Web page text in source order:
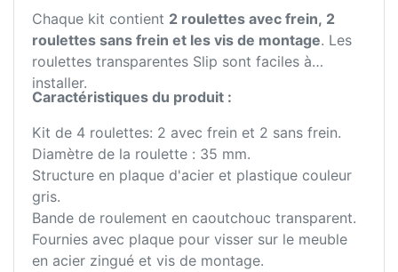
Chaque kit contient 2 roulettes avec frein, 2
roulettes sans frein et les vis de montage. Les
roulettes transparentes Slip sont faciles à
installer.
Caractéristiques du produit :
Kit de 4 roulettes: 2 avec frein et 2 sans frein.
Diamètre de la roulette : 35 mm.
Structure en plaque d'acier et plastique couleur
gris.
Bande de roulement en caoutchouc transparent.
Fournies avec plaque pour visser sur le meuble
en acier zingué et vis de montage.